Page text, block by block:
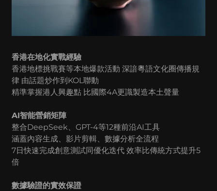
香港在地化實戰經驗
香港地標挑戰賽等本地爆款活動 深諳粵語文化圈傳播規
律 由話題炒作到KOL聯動
精準掌握港人興趣點 比國際4A更識製造本土聲量
AI智能營銷矩陣
整合DeepSeek、GPT-4等12種前沿AI工具
涵蓋內容生成、影片剪輯、數據分析全流程
7日快速完成創意測試同優化迭代 效率比傳統方式提升5
倍
數據驗證的實效保證